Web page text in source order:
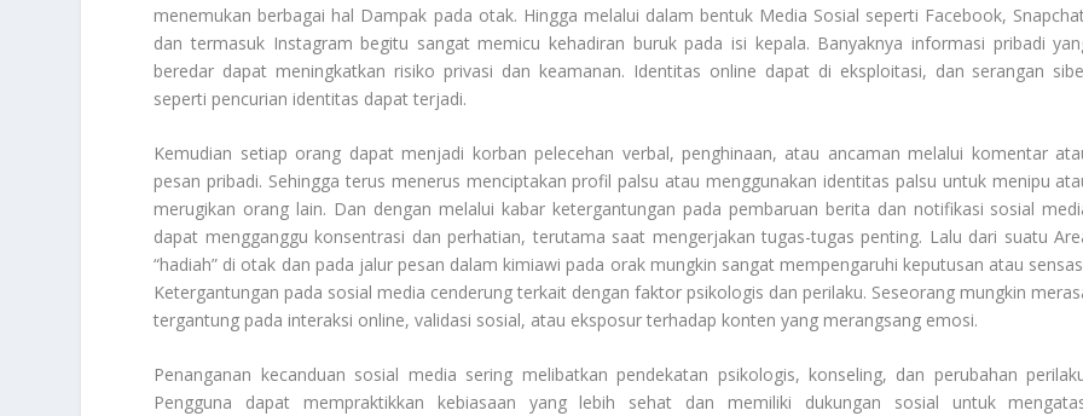
menemukan berbagai hal Dampak pada otak. Hingga melalui dalam bentuk Media Sosial seperti Facebook,
dan termasuk Instagram begitu sangat memicu kehadiran buruk pada isi kepala. Banyaknya informasi pribadi
beredar dapat meningkatkan risiko privasi dan keamanan. Identitas online dapat di eksploitasi, dan serangan
seperti pencurian identitas dapat terjadi.
Kemudian setiap orang dapat menjadi korban pelecehan verbal, penghinaan, atau ancaman melalui komentar
pesan pribadi. Sehingga terus menerus menciptakan profil palsu atau menggunakan identitas palsu untuk menipu
merugikan orang lain. Dan dengan melalui kabar ketergantungan pada pembaruan berita dan notifikasi sosial
dapat mengganggu konsentrasi dan perhatian, terutama saat mengerjakan tugas-tugas penting. Lalu dari suatu
“hadiah” di otak dan pada jalur pesan dalam kimiawi pada orak mungkin sangat mempengaruhi keputusan atau
Ketergantungan pada sosial media cenderung terkait dengan faktor psikologis dan perilaku. Seseorang mungkin
tergantung pada interaksi online, validasi sosial, atau eksposur terhadap konten yang merangsang emosi.
Penanganan kecanduan sosial media sering melibatkan pendekatan psikologis, konseling, dan perubahan
Pengguna dapat mempraktikkan kebiasaan yang lebih sehat dan memiliki dukungan sosial untuk